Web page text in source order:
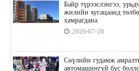
Байр түрээслэнгээ,
жилийн хугацаанд
хамрагдана
2026-07-28
Сөүлийн гудамж
автомашингүй бүс